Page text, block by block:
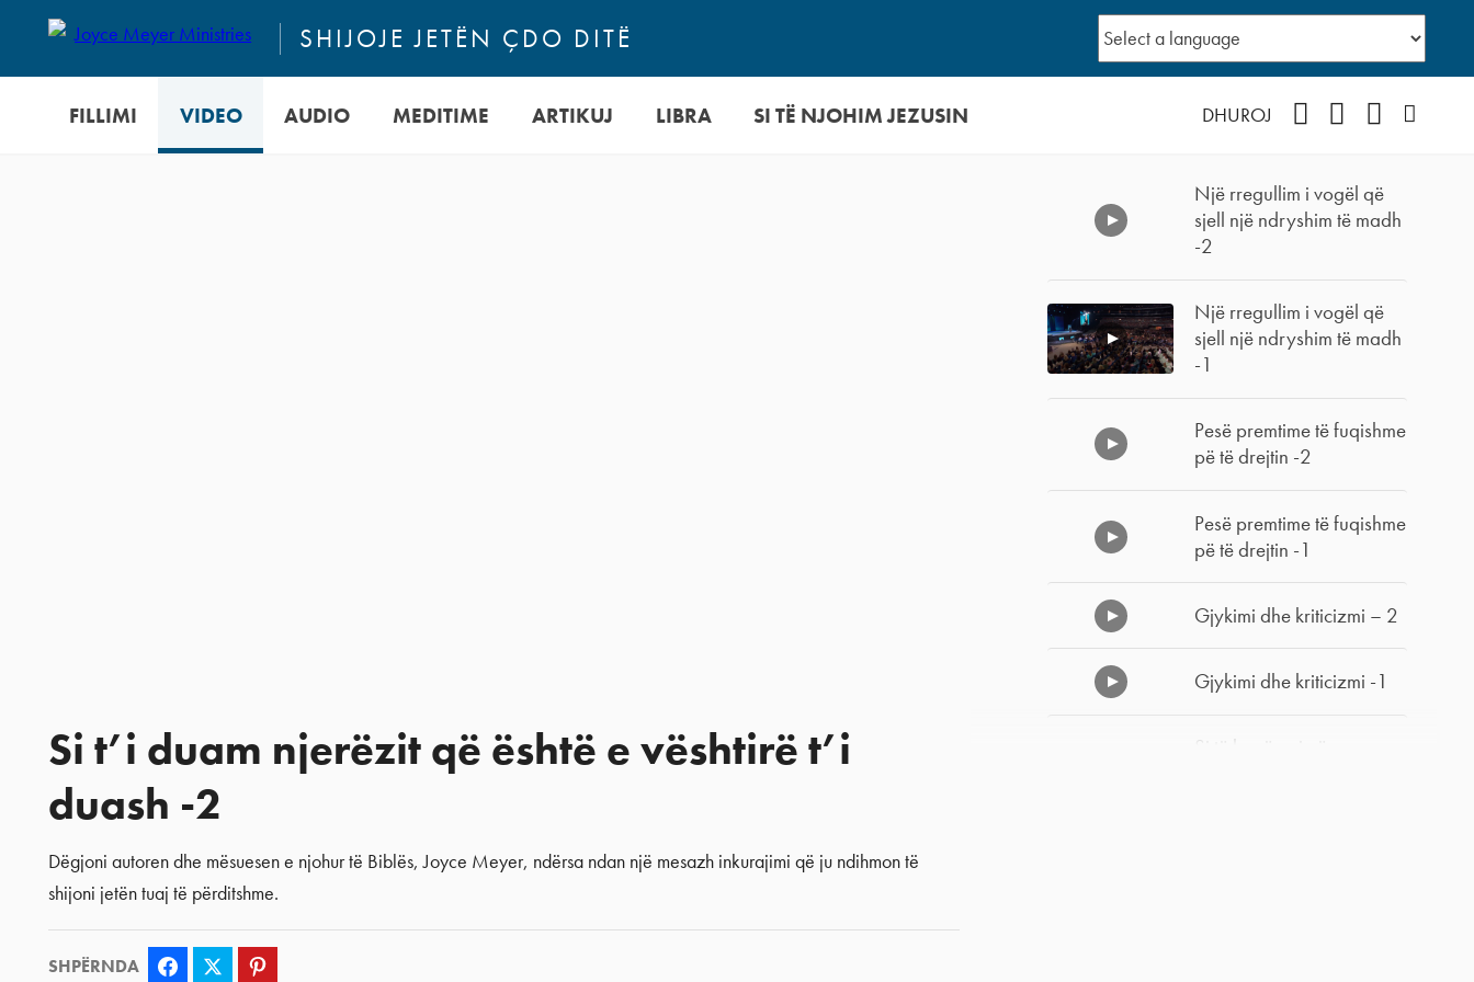
SHIJOJE JETËN ÇDO DITË
FILLIMI VIDEO AUDIO MEDITIME ARTIKUJ LIBRA SI TË NJOHIM JEZUSIN DHUROJ YouTubeInstagram
Si t’i duam njerëzit që është e vështirë t’i
duash -2
Dëgjoni autoren dhe mësuesen e njohur të Biblës, Joyce Meyer, ndërsa ndan një mesazh inkurajimi që ju ndihmon të
shijoni jetën tuaj të përditshme.
SHPËRNDA Facebook Twitter
Një rregullim i vogël që
sjell një ndryshim të madh
-2
Një rregullim i vogël që
sjell një ndryshim të madh
-1
Pesë premtime të fuqishme
pë të drejtin -2
Pesë premtime të fuqishme
pë të drejtin -1
Gjykimi dhe kriticizmi – 2
Gjykimi dhe kriticizmi -1
Si të kapërcejmë